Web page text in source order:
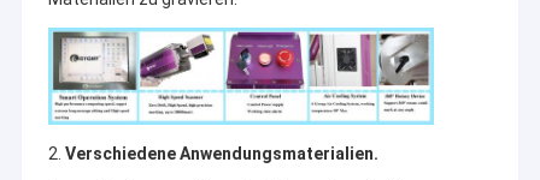
2. Verschiedene Anwendungsmaterialien.